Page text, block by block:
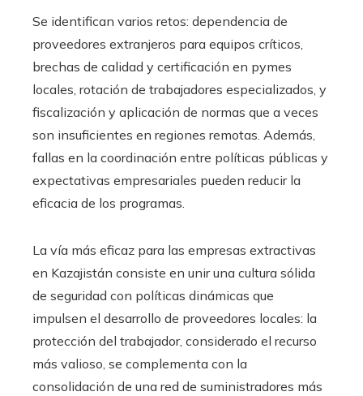
Se identifican varios retos: dependencia de
proveedores extranjeros para equipos críticos,
brechas de calidad y certificación en pymes
locales, rotación de trabajadores especializados, y
fiscalización y aplicación de normas que a veces
son insuficientes en regiones remotas. Además,
fallas en la coordinación entre políticas públicas y
expectativas empresariales pueden reducir la
eficacia de los programas.
La vía más eficaz para las empresas extractivas
en Kazajistán consiste en unir una cultura sólida
de seguridad con políticas dinámicas que
impulsen el desarrollo de proveedores locales: la
protección del trabajador, considerado el recurso
más valioso, se complementa con la
consolidación de una red de suministradores más